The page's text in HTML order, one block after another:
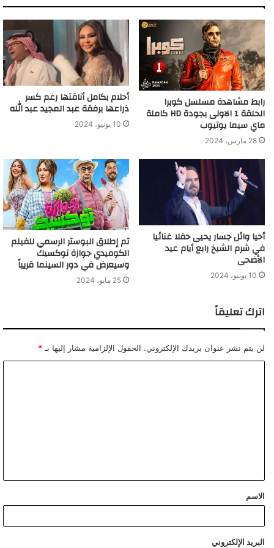
رابط مشاهدة مسلسل كوبرا
الحلقة 1 الاولى بجودة HD كاملة
ماي سيما يوتيوب
28 مارس، 2024
أحلام بكامل أناقتها رغم كسر
ذراعها برفقة عبد المجيد عبد الله
10 يونيو، 2024
أحيا وائل جسار يحيى حفلا غنائيا
في شرم الشيخ رابع أيام عيد
الأضحى
10 يونيو، 2024
تم إطلاق البوستر الرسمي للفيلم
الكوميدي جوازة توكسيك
وسيعرض في دور السينما قريباً
25 مايو، 2024
اترك تعليقاً
لن يتم نشر عنوان بريدك الإلكتروني. الحقول الإلزامية مشار إليها بـ *
ق
*
الاسم
البريد الإلكتروني